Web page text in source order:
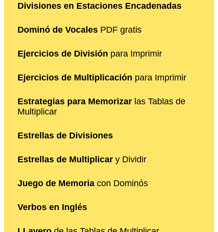
Divisiones en Estaciones Encadenadas
Dominó de Vocales PDF gratis
Ejercicios de División para Imprimir
Ejercicios de Multiplicación para Imprimir
Estrategias para Memorizar las Tablas de
Multiplicar
Estrellas de Divisiones
Estrellas de Multiplicar y Dividir
Juego de Memoria con Dominós
Verbos en Inglés